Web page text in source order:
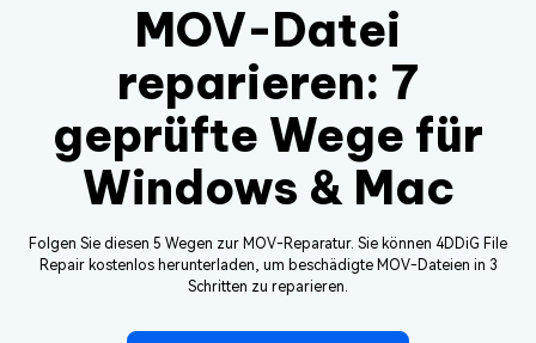
MOV-Datei
reparieren: 7
geprüfte Wege für
Windows & Mac
Folgen Sie diesen 5 Wegen zur MOV-Reparatur. Sie können 4DDiG File
Repair kostenlos herunterladen, um beschädigte MOV-Dateien in 3
Schritten zu reparieren.